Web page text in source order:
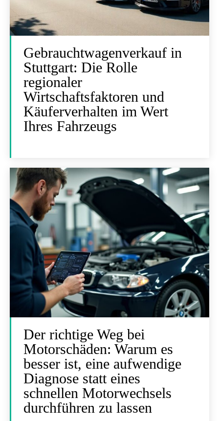
Gebrauchtwagenverkauf in
Stuttgart: Die Rolle
regionaler
Wirtschaftsfaktoren und
Käuferverhalten im Wert
Ihres Fahrzeugs
Der richtige Weg bei
Motorschäden: Warum es
besser ist, eine aufwendige
Diagnose statt eines
schnellen Motorwechsels
durchführen zu lassen